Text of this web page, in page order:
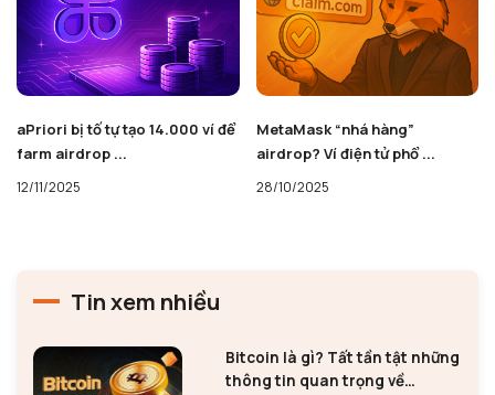
MetaMask “nhá hàng”
airdrop? Ví điện tử phổ ...
28/10/2025
Polymarket xác nhận ra mắt
token POLY và ...
25/10/2025
Tin xem nhiều
Bitcoin là gì? Tất tần tật những
thông tin quan trọng về